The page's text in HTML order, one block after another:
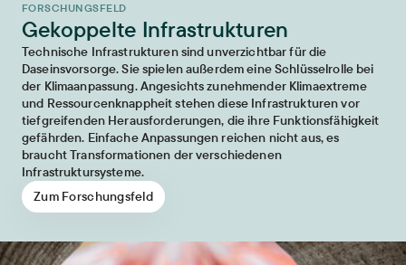
FORSCHUNGSFELD
Gekoppelte Infrastrukturen
Technische Infrastrukturen sind unverzichtbar für die
Daseinsvorsorge. Sie spielen außerdem eine Schlüsselrolle bei
der Klimaanpassung. Angesichts zunehmender Klimaextreme
und Ressourcenknappheit stehen diese Infrastrukturen vor
tiefgreifenden Herausforderungen, die ihre Funktionsfähigkeit
gefährden. Einfache Anpassungen reichen nicht aus, es
braucht Transformationen der verschiedenen
Infrastruktursysteme.
Zum Forschungsfeld